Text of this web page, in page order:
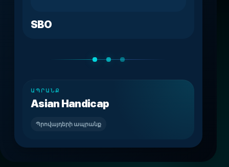
SBO
ԱՊՐԱՆՔ
Asian Handicap
Պրովայդերի ապրանք